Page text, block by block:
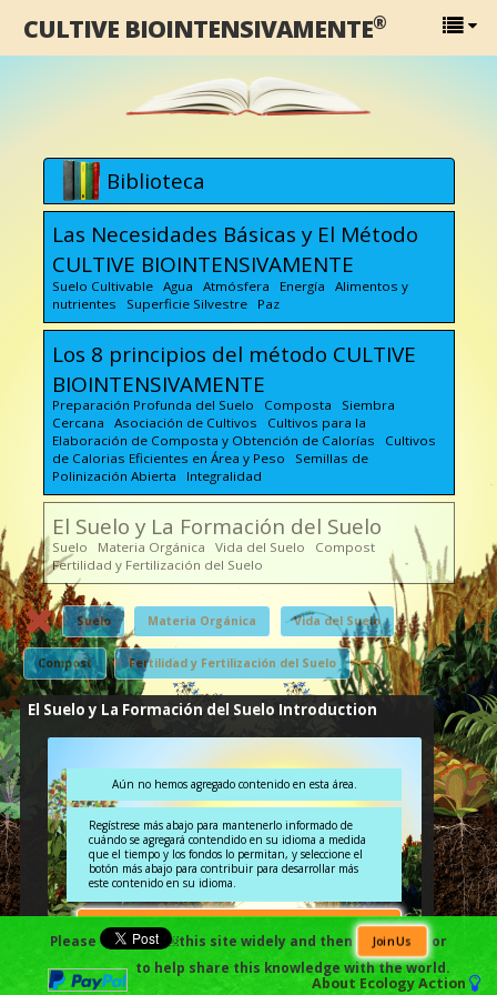
CULTIVE BIOINTENSIVAMENTE®
Biblioteca
Las Necesidades Básicas y El Método
CULTIVE BIOINTENSIVAMENTE
Suelo Cultivable Agua Atmósfera Energía Alimentos y
nutrientes Superficie Silvestre Paz
Los 8 principios del método CULTIVE
BIOINTENSIVAMENTE
Preparación Profunda del Suelo Composta Siembra
Cercana Asociación de Cultivos Cultivos para la
Elaboración de Composta y Obtención de Calorías Cultivos
de Calorias Eficientes en Área y Peso Semillas de
Polinización Abierta Integralidad
El Suelo y La Formación del Suelo
Suelo Materia Orgánica Vida del Suelo Compost
Fertilidad y Fertilización del Suelo
Suelo Materia Orgánica Vida del Suelo
Compost Fertilidad y Fertilización del Suelo
El Suelo y La Formación del Suelo Introduction
Aún no hemos agregado contenido en esta área.
Regístrese más abajo para mantenerlo informado de
cuándo se agregará contendido en su idioma a medida
que el tiempo y los fondos lo permitan, y seleccione el
botón más abajo para contribuir para desarrollar más
este contenido en su idioma.
Contribute Towards Developing This Content Further in
Your Language.
Please ￼this site widely and then Join Us
or
to help share this knowledge with the world.
About Ecology Action